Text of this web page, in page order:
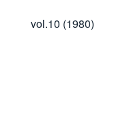
vol.10
(1980)
vol.10 (1980)